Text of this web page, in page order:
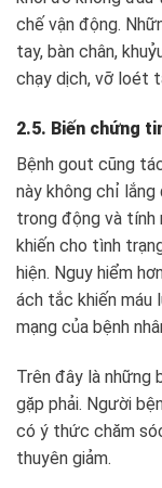
chế vận động.
tay, bàn chân,
chạy dịch, vỡ loét
2.5. Biến chứng
Bệnh gout cũng
này không chỉ
trong động và tính
khiến cho tình
hiện. Nguy hiểm
ách tắc khiến máu
mạng của bệnh
Trên đây là những
gặp phải. Người
có ý thức chăm
thuyên giảm.